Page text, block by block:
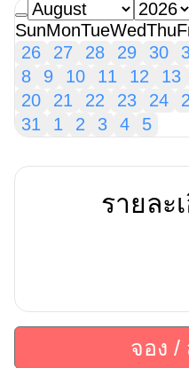
SunMonTueWedThu
26
27 28 29 30
8
9 10 11 12 13
20
21 22 23 24
31
1 2 3 4 5
รายละ
จอง /